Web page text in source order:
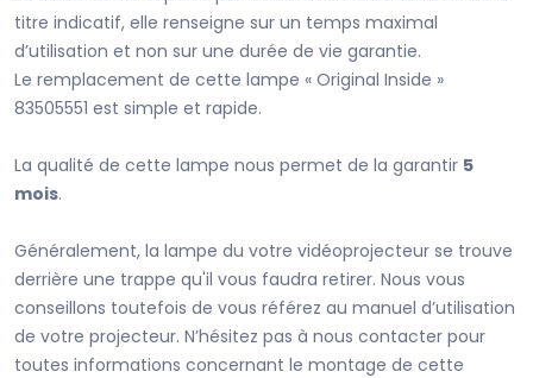
titre indicatif, elle renseigne sur un temps maximal
d’utilisation et non sur une durée de vie garantie.
Le remplacement de cette lampe « Original Inside »
83505551 est simple et rapide.
La qualité de cette lampe nous permet de la garantir 5
mois.
Généralement, la lampe du votre vidéoprojecteur se trouve
derrière une trappe qu'il vous faudra retirer. Nous vous
conseillons toutefois de vous référez au manuel d’utilisation
de votre projecteur. N’hésitez pas à nous contacter pour
toutes informations concernant le montage de cette